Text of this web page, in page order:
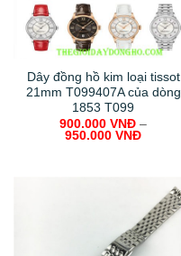
Dây đồng hồ kim loại tissot
21mm T099407A của dòng
1853 T099
900.000 VNĐ –
950.000 VNĐ